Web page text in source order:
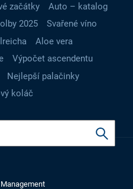
začátky
Auto – katalog
2025
Svařené víno
Aloe vera
Výpočet ascendentu
Nejlepší palačinky
koláč
Management